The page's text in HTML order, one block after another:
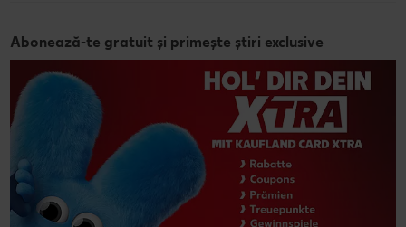
Abonează-te gratuit și primește știri exclusive